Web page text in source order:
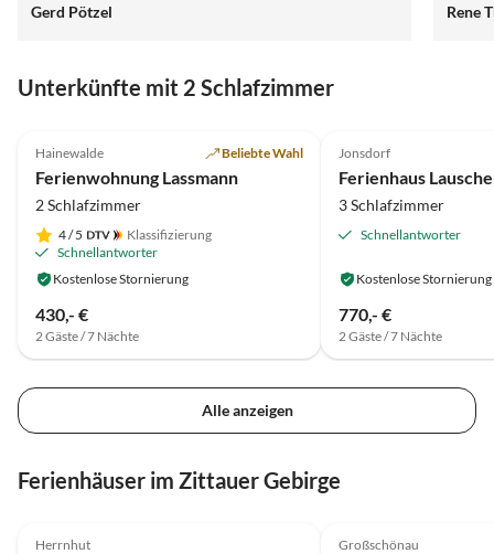
Gerd Pötzel
Dank
Rene
Unterkünfte mit 2 Schlafzimmer
Hainewalde Beliebte Wahl
Ferienwohnung Lassmann
2 Schlafzimmer
4/ 5
Klassifizierung
Schnellantworter
Kostenlose Stornierung
430,- €
2 Gäste / 7 Nächte
Jonsdorf
Ferienhaus
3 Schlafzimmer
Schnellantworter
Kostenlose Stornierung
770,- €
2 Gäste / 7 Nächte
Alle anzeigen
Ferienhäuser im Zittauer Gebirge
Herrnhut Großschönau